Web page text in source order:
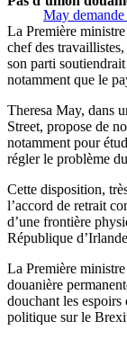
May
La Première
chef des
son parti
notamment que le
Theresa May, dans
Street, propose de
notamment pour
régler le problème
Cette disposition,
l’accord de retrait
d’une frontière
République
La Première
douanière
douchant les espoirs
politique sur le